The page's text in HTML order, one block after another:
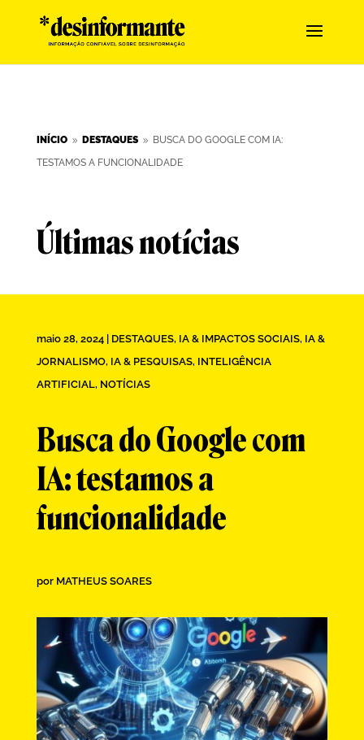
INÍCIO 9 DESTAQUES 9
BUSCA DO GOOGLE COM IA:
TESTAMOS A FUNCIONALIDADE
Últimas notícias
maio 28, 2024| DESTAQUES, IA & IMPACTOS SOCIAIS, IA &
JORNALISMO, IA & PESQUISAS, INTELIGÊNCIA
ARTIFICIAL, NOTÍCIAS
Busca do Google com
IA: testamos a
funcionalidade
por MATHEUS SOARES